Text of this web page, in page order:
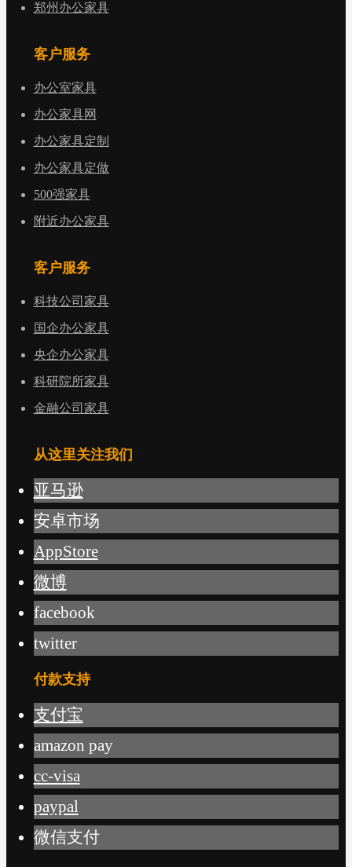
郑州办公家具
客户服务
办公室家具
办公家具网
办公家具定制
办公家具定做
500强家具
附近办公家具
客户服务
科技公司家具
国企办公家具
央企办公家具
科研院所家具
金融公司家具
从这里关注我们
亚马逊
安卓市场
AppStore
微博
facebook
twitter
付款支持
支付宝
amazon pay
cc-visa
paypal
微信支付